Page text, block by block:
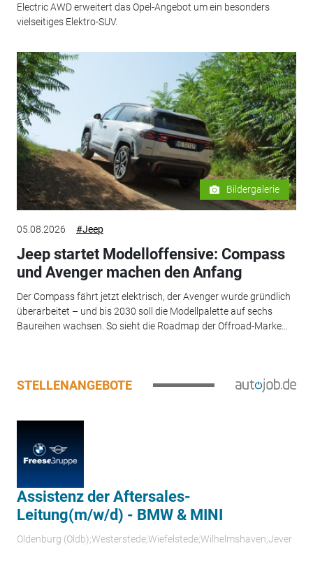
Electric AWD erweitert das Opel-Angebot um ein besonders
vielseitiges Elektro-SUV.
Bildergalerie
05.08.2026 #Jeep
Jeep startet Modelloffensive: Compass
und Avenger machen den Anfang
Der Compass fährt jetzt elektrisch, der Avenger wurde gründlich
überarbeitet – und bis 2030 soll die Modellpalette auf sechs
Baureihen wachsen. So sieht die Roadmap der Offroad-Marke...
STELLENANGEBOTE
Assistenz der Aftersales-
Leitung(m/w/d) - BMW & MINI
Oldenburg (Oldb);Westerstede;Wiefelstede;Wilhelmshaven;Jever